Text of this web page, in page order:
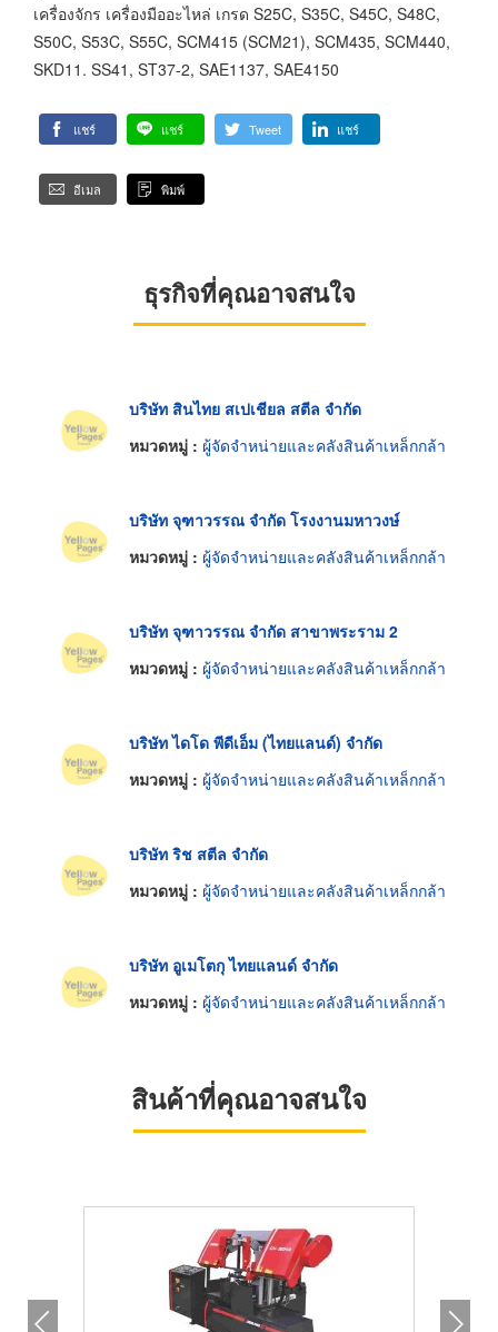
เครื่องจักร เครื่องมืออะไหล่ เกรด S25C, S35C, S45C, S48C,
S50C, S53C, S55C, SCM415 (SCM21), SCM435, SCM440,
SKD11. SS41, ST37-2, SAE1137, SAE4150
แชร์ แชร์ Tweet แชร์
อีเมล พิมพ์
ธุรกิจที่คุณอาจสนใจ
บริษัท สินไทย สเปเชียล สตีล จำกัด
หมวดหมู่ : ผู้จัดจำหน่ายและคลังสินค้าเหล็กกล้า
บริษัท จุฑาวรรณ จำกัด โรงงานมหาวงษ์
หมวดหมู่ : ผู้จัดจำหน่ายและคลังสินค้าเหล็กกล้า
บริษัท จุฑาวรรณ จำกัด สาขาพระราม 2
หมวดหมู่ : ผู้จัดจำหน่ายและคลังสินค้าเหล็กกล้า
บริษัท ไดโด พีดีเอ็ม (ไทยแลนด์) จำกัด
หมวดหมู่ : ผู้จัดจำหน่ายและคลังสินค้าเหล็กกล้า
บริษัท ริช สตีล จำกัด
หมวดหมู่ : ผู้จัดจำหน่ายและคลังสินค้าเหล็กกล้า
บริษัท อูเมโตกุ ไทยแลนด์ จำกัด
หมวดหมู่ : ผู้จัดจำหน่ายและคลังสินค้าเหล็กกล้า
สินค้าที่คุณอาจสนใจ